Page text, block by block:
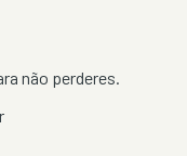
não perderes.